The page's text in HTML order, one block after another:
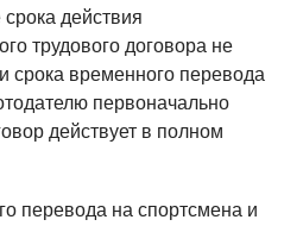
действия
трудового договора не
срока временного перевода
первоначально
действует в полном
перевода на спортсмена и